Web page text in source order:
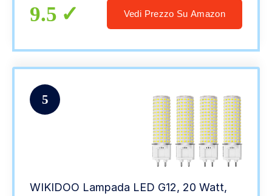
9.5 Vedi Prezzo Su Amazon
5
WIKIDOO Lampada LED G12, 20 Watt,